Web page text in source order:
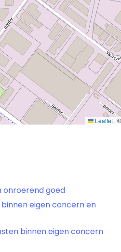
Leaflet | ©
onroerend goed
eigen concern en
binnen eigen concern